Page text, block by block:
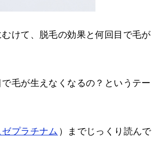
けて、脱毛の効果と何回目で毛が
毛が生えなくなるの？というテー
ゼプラチナム ）までじっくり読んで